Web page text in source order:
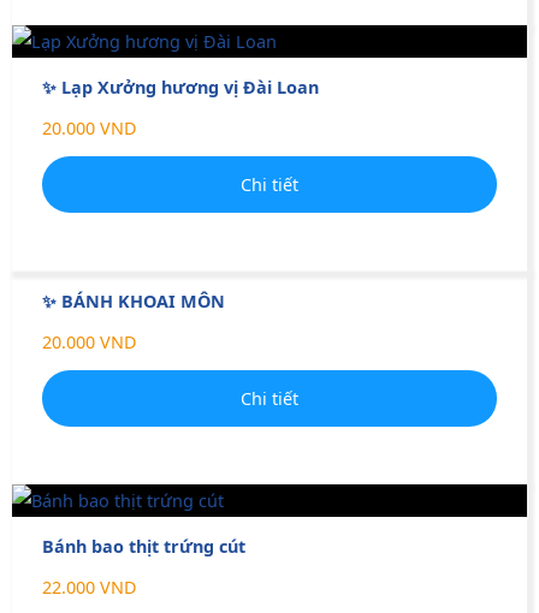
✨ Lạp Xưởng hương vị Đài Loan
20.000 VND
Chi tiết
✨ BÁNH KHOAI MÔN
20.000 VND
Chi tiết
Bánh bao thịt trứng cút
22.000 VND